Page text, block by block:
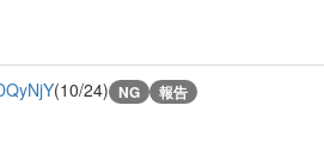
(10/24) NG 報告